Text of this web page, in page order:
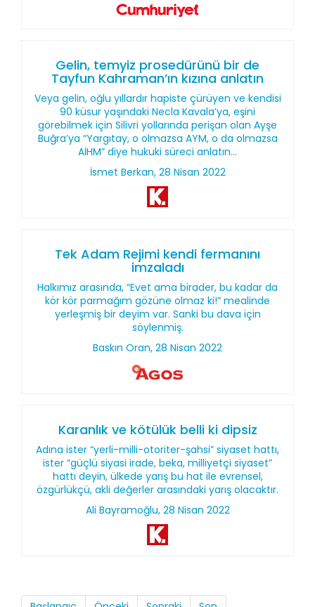
Gelin, temyiz prosedürünü bir de
Tayfun Kahraman’ın kızına anlatın
Veya gelin, oğlu yıllardır hapiste çürüyen ve kendisi
90 küsur yaşındaki Necla Kavala’ya, eşini
görebilmek için Silivri yollarında perişan olan Ayşe
Buğra’ya “Yargıtay, o olmazsa AYM, o da olmazsa
AİHM” diye hukuki süreci anlatın…
İsmet Berkan, 28 Nisan 2022
Tek Adam Rejimi kendi fermanını
imzaladı
Halkımız arasında, “Evet ama birader, bu kadar da
kör kör parmağım gözüne olmaz ki!” mealinde
yerleşmiş bir deyim var. Sanki bu dava için
söylenmiş.
Baskın Oran, 28 Nisan 2022
Karanlık ve kötülük belli ki dipsiz
Adına ister “yerli-milli-otoriter-şahsi” siyaset hattı,
ister “güçlü siyasi irade, beka, milliyetçi siyaset”
hattı deyin, ülkede yarış bu hat ile evrensel,
özgürlükçü, akli değerler arasındaki yarış olacaktır.
Ali Bayramoğlu, 28 Nisan 2022